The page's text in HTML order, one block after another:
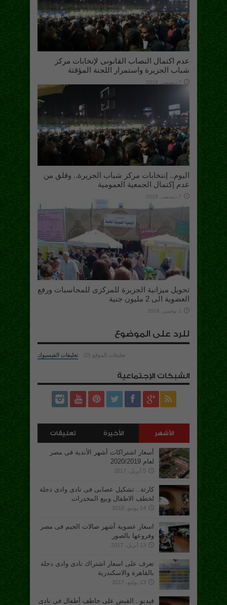
عدم اكتمال النصاب القانونى لإتخابات مركز
شباب الجزيرة واستمرار اللجنة المؤقتة
7 ديسمبر، 2018
اليوم.. إنتخابات مركز شباب الجزيرة.. وقلق من
عدم إكتمال الجمعية العمومية
7 ديسمبر، 2018
تحويل ميزانية الجزيرة للمركزى للمحاسبات ورفع
العضوية الى 2 مليون جنية
1 نوفمبر، 2018
للرد على الموضوع
تعليقات الفيسبوك تعليقات الموقع (0)
الشبكات الإجتماعية
الأشهر الأخيرة تعليقات
أسعار اشتراكات أشهر الأندية فى مصر
لعام 2020/2019
5 أبريل، 2017
كارثة.. تشكيل عصابى فى نادى وادى دجلة
لخطف الاطفال وبيع المخدرات
14 يونيو، 2018
اسعار عضوية أشهر صالات الجيم فى مصر
وفروعها بالصور
13 أبريل، 2017
تعرف على اسعار اشتراك نادى وادى دجلة
بالقاهرة والاسكندرية
23 يوليو، 2017
فيديو.. القبض على خاطف أطفال فى نادى